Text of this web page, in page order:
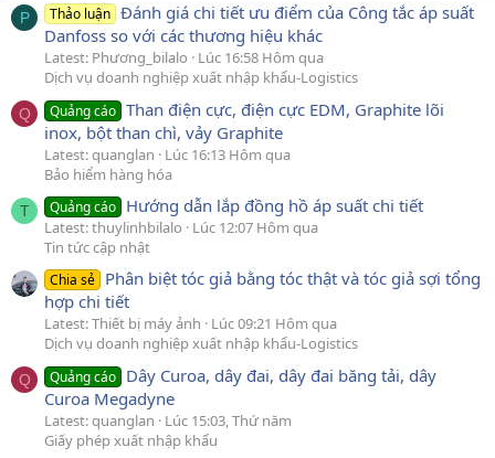
P Thảo luận Đánh giá chi tiết ưu điểm của Công tắc áp suất
Danfoss so với các thương hiệu khác
Latest: Phương_bilalo
Lúc 16:58 Hôm qua
Dịch vụ doanh nghiệp xuất nhập khẩu-Logistics
Q Quảng cáo Than điện cực, điện cực EDM, Graphite lõi
inox, bột than chì, vảy Graphite
Latest: quanglan
Lúc 16:13 Hôm qua
Bảo hiểm hàng hóa
T Quảng cáo Hướng dẫn lắp đồng hồ áp suất chi tiết
Latest: thuylinhbilalo
Lúc 12:07 Hôm qua
Tin tức cập nhật
Chia sẻ Phân biệt tóc giả bằng tóc thật và tóc giả sợi tổng
hợp chi tiết
Latest: Thiết bị máy ảnh
Lúc 09:21 Hôm qua
Dịch vụ doanh nghiệp xuất nhập khẩu-Logistics
Q Quảng cáo Dây Curoa, dây đai, dây đai băng tải, dây
Curoa Megadyne
Latest: quanglan
Lúc 15:03, Thứ năm
Giấy phép xuất nhập khẩu